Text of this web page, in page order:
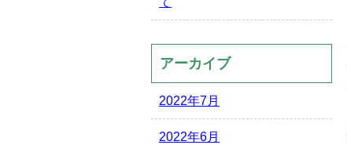
アーカイブ
2022年7月
2022年6月